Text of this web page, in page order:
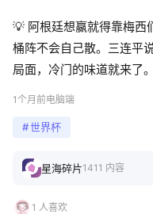
💡 阿根廷想赢就得靠梅西
桶阵不会自己散。三连平
局面，冷门的味道就来了。
1个月前电脑端
#世界杯
星海碎片1411 内容
1 人喜欢